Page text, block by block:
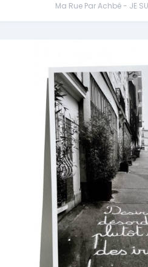
Ma Rue Par Achbé - JE